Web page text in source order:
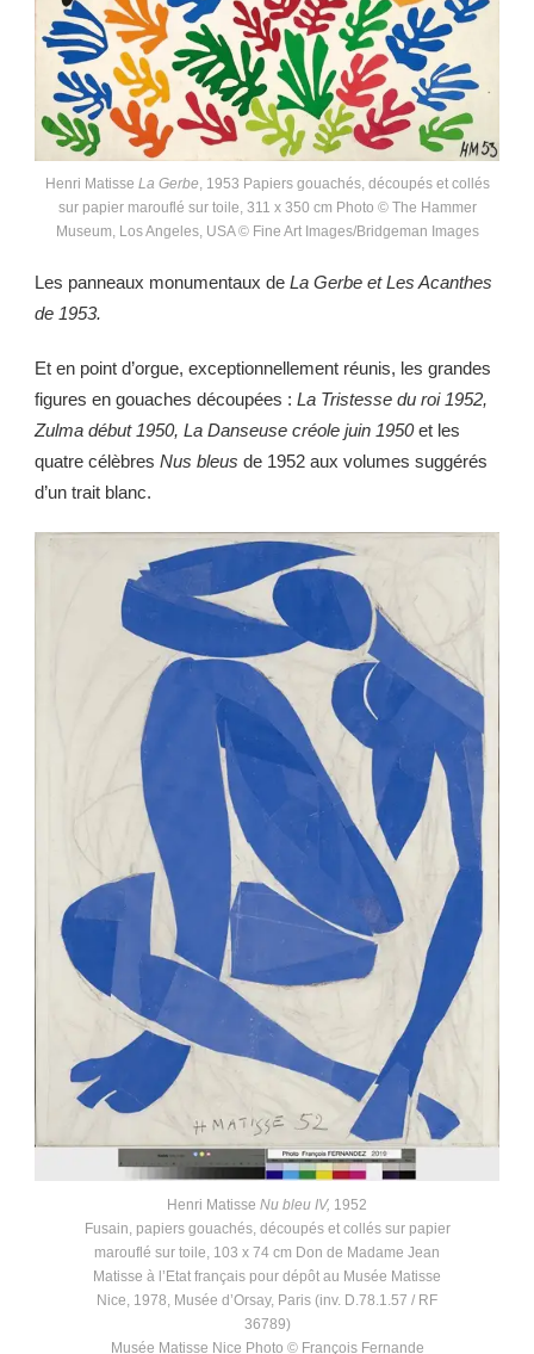
Henri Matisse La Gerbe , 1953 Papiers gouachés, découpés et collés
sur papier marouflé sur toile, 311 x 350 cm Photo © The Hammer
Museum, Los Angeles, USA © Fine Art Images/Bridgeman Images
Les panneaux monumentaux de La Gerbe et Les Acanthes
de 1953.
Et en point d’orgue, exceptionnellement réunis, les grandes
figures en gouaches découpées : La Tristesse du roi 1952,
Zulma début 1950, La Danseuse créole juin 1950et les
quatre célèbres Nus bleus de 1952 aux volumes suggérés
d’un trait blanc.
Henri Matisse Nu bleu IV, 1952
Fusain, papiers gouachés, découpés et collés sur papier
marouflé sur toile, 103 x 74 cm Don de Madame Jean
Matisse à l’Etat français pour dépôt au Musée Matisse
Nice, 1978, Musée d’Orsay, Paris (inv. D.78.1.57 / RF
36789)
Musée Matisse Nice Photo © François Fernande